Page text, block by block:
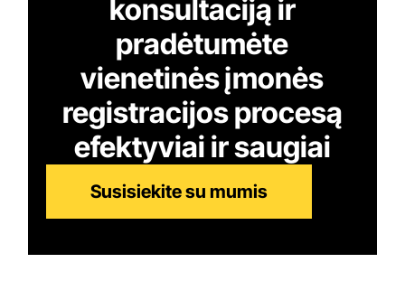
konsultaciją ir
pradėtumėte
vienetinės įmonės
registracijos procesą
efektyviai ir saugiai
Susisiekite su mumis